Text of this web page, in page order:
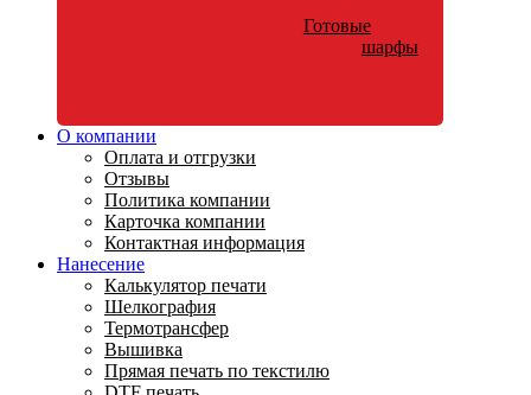
Готовые
шарфы
О компании
Оплата и отгрузки
Отзывы
Политика компании
Карточка компании
Контактная информация
Нанесение
Калькулятор печати
Шелкография
Термотрансфер
Вышивка
Прямая печать по текстилю